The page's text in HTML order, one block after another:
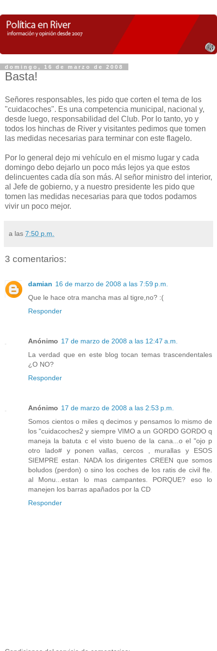
domingo, 16 de marzo de 2008
Basta!
Señores responsables, les pido que corten el tema de los
"cuidacoches". Es una competencia municipal, nacional y,
desde luego, responsabilidad del Club. Por lo tanto, yo y
todos los hinchas de River y visitantes pedimos que tomen
las medidas necesarias para terminar con este flagelo.
Por lo general dejo mi vehículo en el mismo lugar y cada
domingo debo dejarlo un poco más lejos ya que estos
delincuentes cada día son más. Al señor ministro del interior,
al Jefe de gobierno, y a nuestro presidente les pido que
tomen las medidas necesarias para que todos podamos
vivir un poco mejor.
a las 7:50 p.m.
3 comentarios:
damian 16 de marzo de 2008 a las 7:59 p.m.
Que le hace otra mancha mas al tigre,no? :(
Responder
Anónimo 17 de marzo de 2008 a las 12:47 a.m.
La verdad que en este blog tocan temas trascendentales
¿O NO?
Responder
Anónimo 17 de marzo de 2008 a las 2:53 p.m.
Somos cientos o miles q decimos y pensamos lo mismo de
los "cuidacoches2 y siempre VIMO a un GORDO GORDO q
maneja la batuta c el visto bueno de la cana...o el "ojo p
otro lado# y ponen vallas, cercos , murallas y ESOS
SIEMPRE estan. NADA los dirigentes CREEN que somos
boludos (perdon) o sino los coches de los ratis de civil fte.
al Monu...estan lo mas campantes. PORQUE? eso lo
manejen los barras apañados por la CD
Responder